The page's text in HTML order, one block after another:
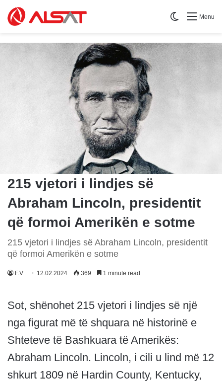
Menu
Switch skin
215 vjetori i lindjes së
Abraham Lincoln, presidentit
që formoi Amerikën e sotme
215 vjetori i lindjes së Abraham Lincoln, presidentit
që formoi Amerikën e sotme
F.V 12.02.2024 369 1 minute read
Sot, shënohet 215 vjetori i lindjes së një
nga figurat më të shquara në historinë e
Shteteve të Bashkuara të Amerikës:
Abraham Lincoln. Lincoln, i cili u lind më 12
shkurt 1809 në Hardin County, Kentucky,